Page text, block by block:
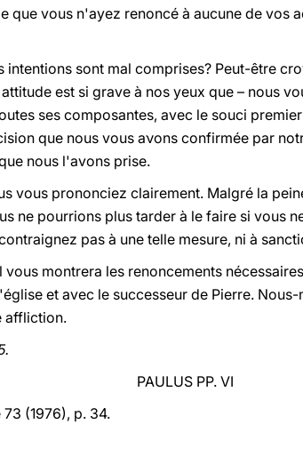
que vous n'ayez renoncé à aucune de vos
intentions sont mal comprises? Peut-être
est si grave à nos yeux que – nοus
ses composantes, avec le souci
que nous vous aνοns confirmée par
nous l'avons prise.
vous prononciez clairement. Malgré la
us ne pourrions plus tarder à le faire si vous
pas à une telle mesure, ni à
montrera les renoncements
et avec le successeur de Pierre.
affliction.
PAULUS PP. VI
(1976), p. 34.